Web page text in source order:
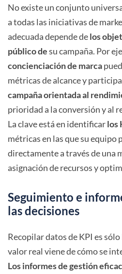
No existe un conjunto
a todas las iniciativas de
adecuada depende delos
público desu campaña. Por
concienciación de marca
métricas de alcance y
campaña orientada al
prioridad a la conversión y al
La clave está en identificarlos
métricas en las que su equipo
directamente a través de una
asignación de recursos y
Seguimiento e
las decisiones
Recopilar datos de KPI es
valor real viene de cómo se
Los informes de gestión